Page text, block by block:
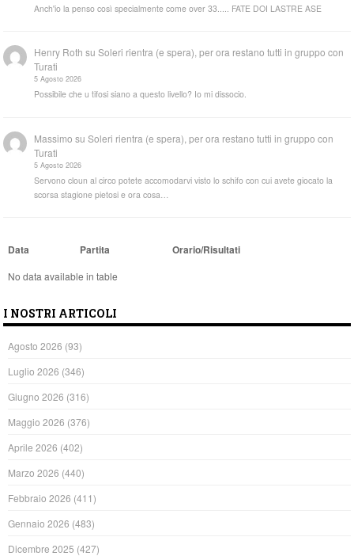
Anch'io la penso così specialmente come over 33..... FATE DOI LASTRE ASE
Henry Roth suSoleri rientra (e spera), per ora restano tutti in gruppo con
Turati
5 Agosto 2026
Possibile che u tifosi siano a questo livello? Io mi dissocio.
Massimo suSoleri rientra (e spera), per ora restano tutti in gruppo con
Turati
5 Agosto 2026
Servono cloun al circo potete accomodarvi visto lo schifo con cui avete giocato la
scorsa stagione pietosi e ora cosa…
Data Partita Orario/Risultati
No data available in table
I NOSTRI ARTICOLI
Agosto 2026 (93)
Luglio 2026 (346)
Giugno 2026 (316)
Maggio 2026 (376)
Aprile 2026 (402)
Marzo 2026 (440)
Febbraio 2026 (411)
Gennaio 2026 (483)
Dicembre 2025 (427)